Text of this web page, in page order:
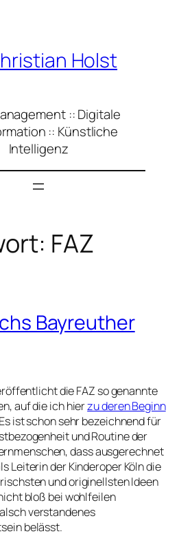
Holst
:: Digitale
:: Künstliche
Intelligenz
FAZ
Bayreuther
die FAZ so genannte
auf die ich hierzu deren Beginn
ist schon sehr bezeichnend für
und Routine der
dass ausgerechnet
Leiterin der Kinderoper Köln die
und originellsten Ideen
bloß bei wohlfeilen
verstandenes
belässt.